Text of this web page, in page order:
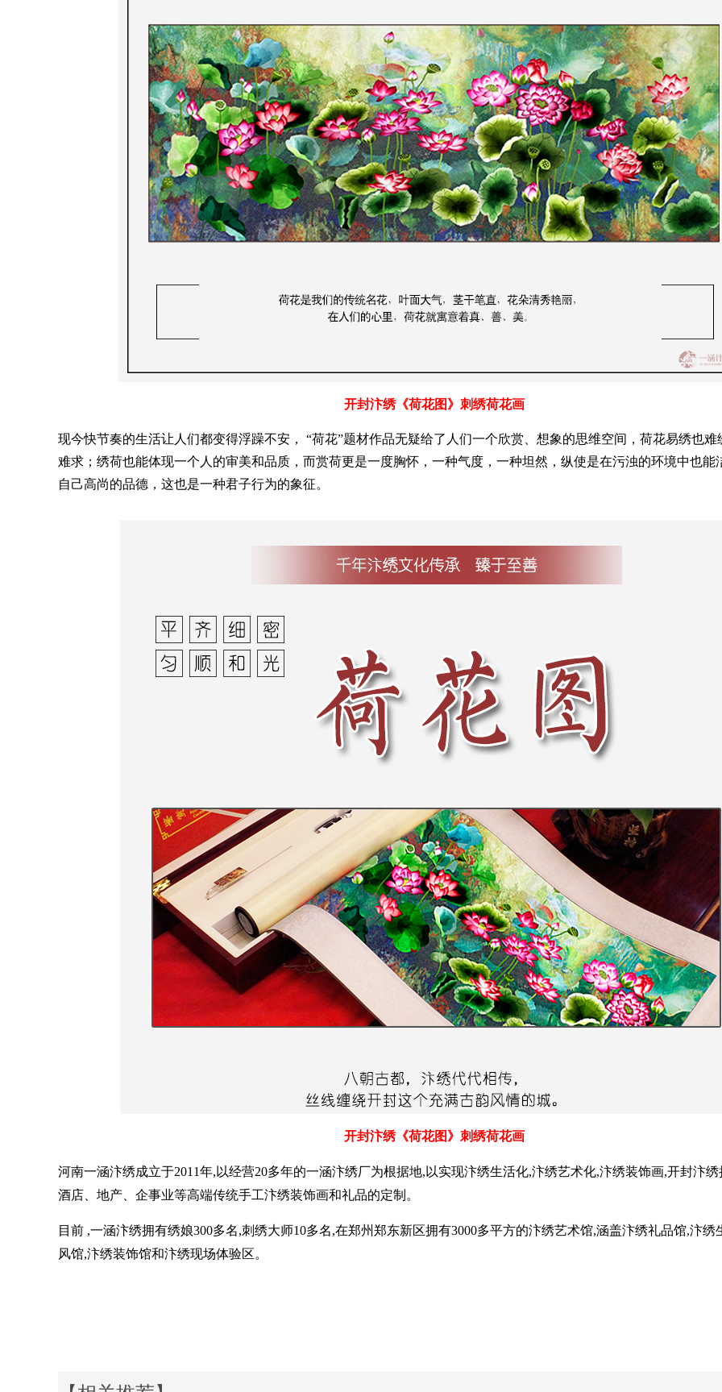
开封汴绣《荷花图》刺绣荷花画
现今快节奏的生活让人们都变得浮躁不安，
“荷花”题材作品无疑给了人们一个欣赏、想象的思维空间，荷花易绣也难
难求；绣荷也能体现一个人的审美和品质，而赏荷更是一度胸怀，一种气度，一种坦然，纵使是在污浊的环境中也能
自己高尚的品德，这也是一种君子行为的象征。
开封汴绣《荷花图》刺绣荷花画
河南一涵汴绣成立于2011年,以经营20多年的一涵汴绣厂为根据地,以实现汴绣生活化,汴绣艺术化,汴绣装饰画,开封汴
酒店、地产、企事业等高端传统手工汴绣装饰画和礼品的定制。
目前 ,一涵汴绣拥有绣娘300多名,刺绣大师10多名,在郑州郑东新区拥有3000多平方的汴绣艺术馆,涵盖汴绣礼品馆,汴绣
风馆,汴绣装饰馆和汴绣现场体验区。